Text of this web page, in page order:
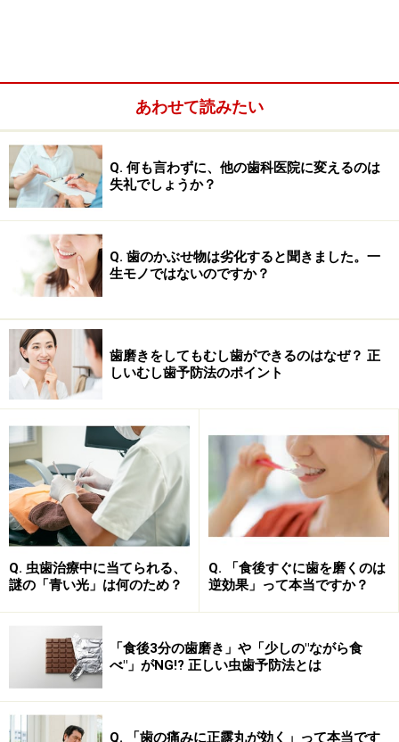
虫歯の場合、プラーク（歯垢）に集まっている細菌が、
砂糖などを餌に酸を出します。一般的には、このように
細菌が原因で歯に穴をあいてしまうことを「虫歯」と呼
んでいますが、実は食べ物でも同じように口内が酸性の
環境になると、歯の表面が溶けてしまったり、弱くなっ
てしまうことがあるのです。これを「酸蝕歯」と呼びま
す。
酸蝕症の原因
■柑橘系の果物
グレープフルーツ、レモン、ミカンなど
■一部の飲料・調味料
ジュースなどの炭酸飲料、ワイン、お酢など
文字通りですが、酸を含む「酸っぱい味がするもの」
が、歯にダメージを与えやすい食べ物と考えられます。
ちょっと変わったところでは、酸性の強い温泉水などの
飲用、口をゆすぐ習慣なども、酸蝕歯になりやすいと言
あわせて読みたい
Q. 何も言わずに、他の歯科医院に変えるのは
失礼でしょうか？
Q. 歯のかぶせ物は劣化すると聞きました。一
生モノではないのですか？
歯磨きをしてもむし歯ができるのはなぜ？ 正
しいむし歯予防法のポイント
Q. 虫歯治療中に当てられる、
謎の「青い光」は何のため？
Q. 「食後すぐに歯を磨くのは
逆効果」って本当ですか？
「食後3分の歯磨き」や「少しの"ながら食
べ"」がNG!? 正しい虫歯予防法とは
Q. 「歯の痛みに正露丸が効く」って本当です